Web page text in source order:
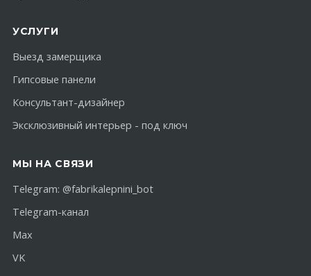
УСЛУГИ
Выезд замерщика
Гипсовые панели
Консультант-дизайнер
Эксклюзивный интерьер - под ключ
МЫ НА СВЯЗИ
Telegram: @fabrikalepnini_bot
Telegram-канал
Max
VK